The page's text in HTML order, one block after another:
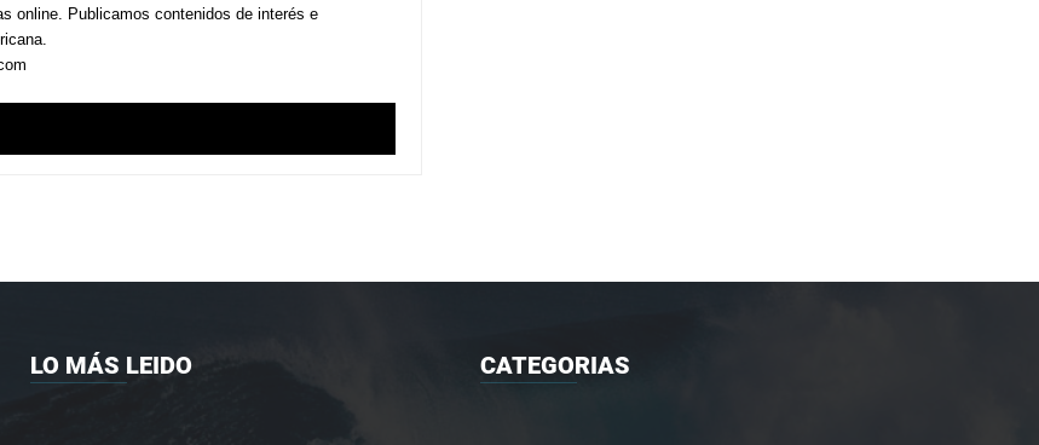
online. Publicamos contenidos de interés e
LO MÁS LEIDO CATEGORIAS